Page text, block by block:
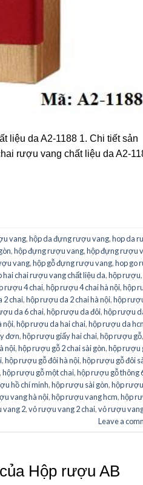
liệu da A2-1188 1. Chi tiết sản
rượu vang chất liệu da A2-
vang,hộp da đựng rượu vang,hop da
,hộp đựng rượu vang,hộp đựng rượu
vang,hộp gỗ đựng rượu vang,hop go
hai chai rượu vang chất liệu da,hộp rượu,
rượu 4 chai,hộp rượu 4 chai hà nội,hộp
2 chai,hộp rượu da 2 chai hà nội,hộp
da 6 chai,hộp rượu da đôi,hộp rượu
nội,hộp rượu da hai chai,hộp rượu da
đơn,hộp rượu giấy hai chai,hộp rượu gỗ,
nội,hộp rượu gỗ 2 chai sài gòn,hộp rượu
,hộp rượu gỗ đôi hà nội,hộp rượu gỗ đôi
,hộp rượu gỗ một chai,hộp rượu gỗ thông
hồ chí minh,hộp rượu sài gòn,hộp rượu
vang hà nội,hộp rượu vang hcm,hộp
vang 2,vỏ rượu vang 2 chai,vỏ rượu
Leave a
Hộp rượu AB